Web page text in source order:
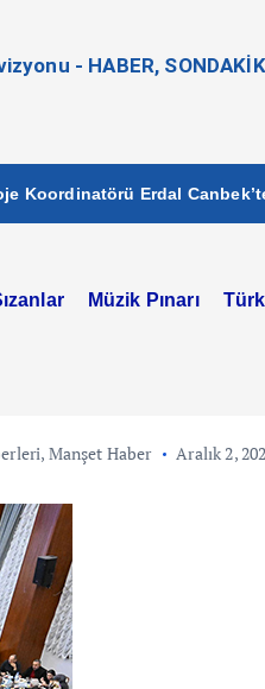
- HABER,
Erdal Canbek’ten
Müzik Pınarı
, Manşet Haber Aralık 2,